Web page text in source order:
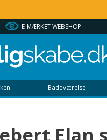
E-MÆRKET WEBSHOP
Badeværelse